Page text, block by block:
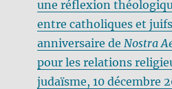
une réflexion
entre catholiques et
anniversaire de Nostra
pour les relations
judaïsme, 10 décembre